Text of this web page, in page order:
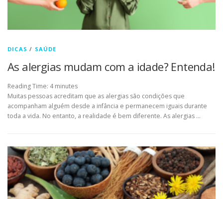
DICAS / SAÚDE
As alergias mudam com a idade? Entenda!
Reading Time: 4 minutes
Muitas pessoas acreditam que as alergias são condições que
acompanham alguém desde a infância e permanecem iguais durante
toda a vida. No entanto, a realidade é bem diferente. As alergias …